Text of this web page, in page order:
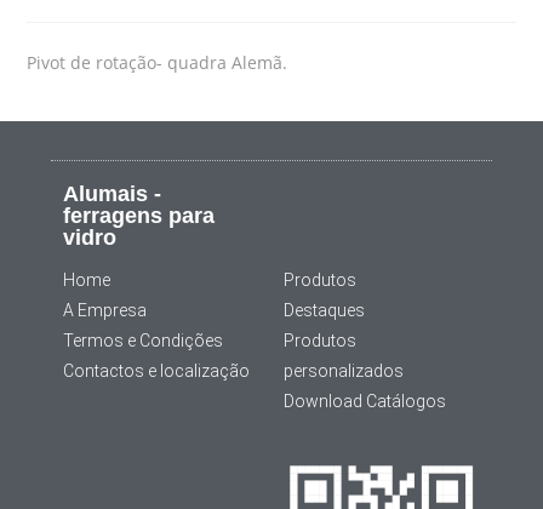
Pivot de rotação- quadra Alemã.
Alumais -
ferragens para
vidro
Home
A Empresa
Termos e Condições
Contactos e localização
Produtos
Destaques
Produtos
personalizados
Download Catálogos